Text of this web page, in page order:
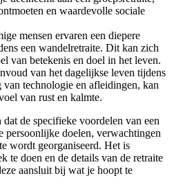
en waardevolle sociale
mensen ervaren een diepere
een wandelretraite. Dit kan zich
van betekenis en doel in het leven.
van het dagelijkse leven tijdens
van technologie en afleidingen, kan
van rust en kalmte.
de specifieke voordelen van een
persoonlijke doelen, verwachtingen
wordt georganiseerd. Het is
te doen en de details van de retraite
aansluit bij wat je hoopt te